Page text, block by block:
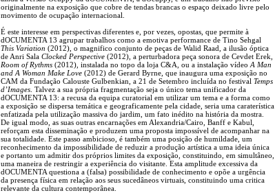
originalmente na exposição que cobre de tendas brancas o espaço deixado livre pelo
movimento de ocupação internacional.
É este interesse em perspectivas diferentes e, por vezes, opostas, que permite à
dOCUMENTA 13 agrupar trabalhos como a emotiva performance de Tino Sehgal
This Variation (2012), o magnifico conjunto de peças de Walid Raad, a ilusão óptica
de Anri Sala Clocked Perspective (2012), a perturbadora peça sonora de Cevdet Erek,
Room of Rythms (2012), instalada no topo da loja C&A, ou a instalação vídeo A Man
and A Woman Make Love (2012) de Gerard Byrne, que inaugura uma exposição no
CAM da Fundação Calouste Gulbenkian, a 21 de Setembro incluída no festival Temps
d’Images . Talvez a sua própria fragmentação seja o único tema unificador da
dOCUMENTA 13: a recusa da equipa curatorial em utilizar um tema e a forma como
a exposição se dispersa temática e geograficamente pela cidade, seria uma caraterística
enfatizada pela utilização massiva do jardim, um fato inédito na história da mostra.
De igual modo, as suas outras encarnações em Alexandria/Cairo, Banff e Kabul,
reforçam esta disseminação e produzem uma proposta impossível de acompanhar na
sua totalidade. Este passo ambicioso, é também uma posição de humildade, um
reconhecimento da impossibilidade de reduzir a produção artística a uma ideia única
e portanto um admitir dos próprios limites da exposição, constituindo, em simultâneo,
uma maneira de restringir a experiência do visitante. Esta amplitude excessiva da
dOCUMENTA questiona a (falsa) possibilidade de conhecimento e opõe a urgência
da presença física em relação aos seus sucedâneos virtuais, constituindo uma critica
relevante da cultura contemporânea.